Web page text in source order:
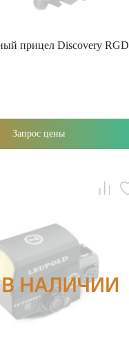
прицел Discovery RGD
Запрос цены